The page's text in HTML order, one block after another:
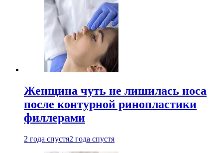
Женщина чуть не лишилась носа
после контурной ринопластики
филлерами
2 года спустя2 года спустя